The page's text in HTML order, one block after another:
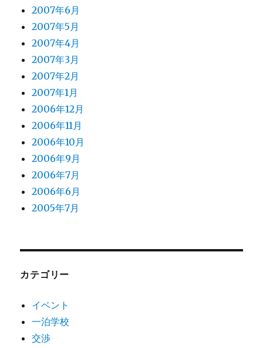
2007年6月
2007年5月
2007年4月
2007年3月
2007年2月
2007年1月
2006年12月
2006年11月
2006年10月
2006年9月
2006年7月
2006年6月
2005年7月
カテゴリー
イベント
一泊学校
交渉